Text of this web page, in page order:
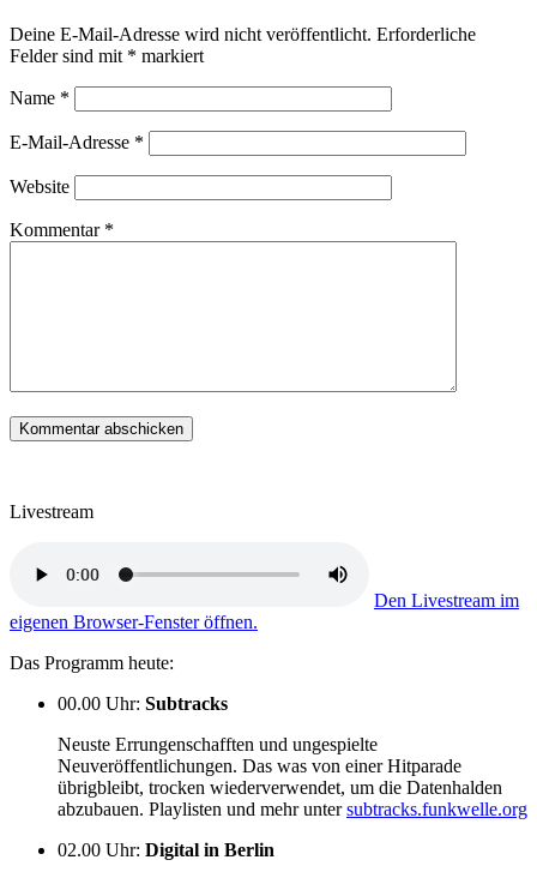
Deine E-Mail-Adresse wird nicht veröffentlicht. Erforderliche
Felder sind mit * markiert
Name *
E-Mail-Adresse *
Website
Kommentar *
Livestream
Den Livestream im
eigenen Browser-Fenster öffnen.
Das Programm heute:
00.00 Uhr: Subtracks
Neuste Errungenschafften und ungespielte
Neuveröffentlichungen. Das was von einer Hitparade
übrigbleibt, trocken wiederverwendet, um die Datenhalden
abzubauen. Playlisten und mehr untersubtracks.funkwelle.org
02.00 Uhr: Digital in Berlin